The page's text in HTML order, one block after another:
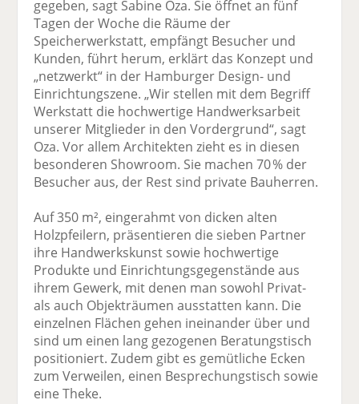
gegeben, sagt Sabine Oza. Sie öffnet an fünf
Tagen der Woche die Räume der
Speicherwerkstatt, empfängt Besucher und
Kunden, führt herum, erklärt das Konzept und
„netzwerkt“ in der Hamburger Design- und
Einrichtungszene. „Wir stellen mit dem Begriff
Werkstatt die hochwertige Handwerksarbeit
unserer Mitglieder in den Vordergrund“, sagt
Oza. Vor allem Architekten zieht es in diesen
besonderen Showroom. Sie machen 70 % der
Besucher aus, der Rest sind private Bauherren.
Auf 350 m², eingerahmt von dicken alten
Holzpfeilern, präsentieren die sieben Partner
ihre Handwerkskunst sowie hochwertige
Produkte und Einrichtungsgegenstände aus
ihrem Gewerk, mit denen man sowohl Privat-
als auch Objekträumen ausstatten kann. Die
einzelnen Flächen gehen ineinander über und
sind um einen lang gezogenen Beratungstisch
positioniert. Zudem gibt es gemütliche Ecken
zum Verweilen, einen Besprechungstisch sowie
eine Theke.